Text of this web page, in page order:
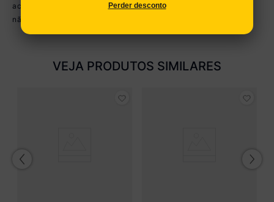
acompanham o produto. O produto será entregue desmontado e
não disponibilizamos o serviço de montagem.
VEJA PRODUTOS SIMILARES
Perder desconto